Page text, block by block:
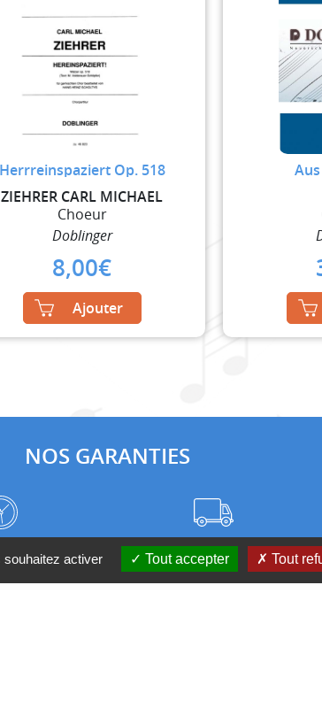
Herrreinspaziert Op. 518
ZIEHRER CARL MICHAEL
Choeur
Doblinger
8,00€
Ajouter
NOS GARANTIES
Frais de port à prix coûtant
souhaitez activer Tout accepter Tout